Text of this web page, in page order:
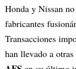
Honda y Nissan
fabricantes
Transacciones
han llevado a